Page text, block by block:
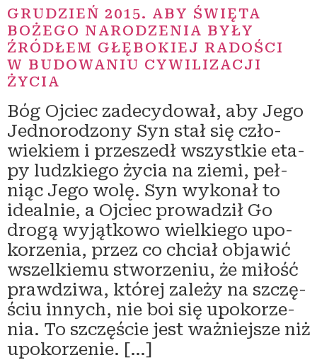
GRUDZIEŃ 2015. ABY ŚWIĘTA
BOŻEGO NARODZENIA BYŁY
ŹRÓDŁEM GŁĘBOKIEJ RADOŚCI
W BUDOWANIU CYWILIZACJI
ŻYCIA
Bóg Ojciec zade­cy­do­wał, aby Jego
Jednorodzony Syn stał się czło­
wie­kiem i prze­szedł wszyst­kie eta­
py ludz­kie­go życia na zie­mi, peł­
niąc Jego wolę. Syn wyko­nał to
ide­al­nie, a Ojciec pro­wa­dził Go
dro­gą wyjąt­ko­wo wiel­kie­go upo­
ko­rze­nia, przez co chciał obja­wić
wszel­kie­mu stwo­rze­niu, że miłość
praw­dzi­wa, któ­rej zale­ży na szczę­
ściu innych, nie boi się upo­ko­rze­
nia. To szczę­ście jest waż­niej­sze niż
upokorzenie. […]